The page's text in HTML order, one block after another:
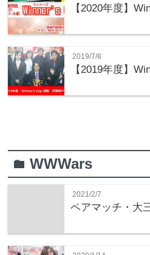
【2020年度】
2019/7/8
【2019年度】
folderWWWars
2021/2/7
ペアマッチ・大